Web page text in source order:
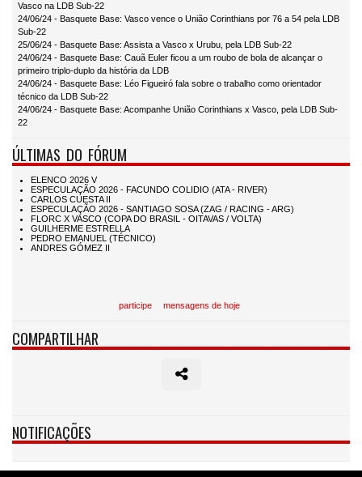
Vasco na LDB Sub-22
24/06/24 - Basquete Base: Vasco vence o União Corinthians por 76 a 54 pela LDB
Sub-22
25/06/24 - Basquete Base: Assista a Vasco x Urubu, pela LDB Sub-22
24/06/24 - Basquete Base: Cauã Euler ficou a um roubo de bola de alcançar o
primeiro triplo-duplo da história da LDB
24/06/24 - Basquete Base: Léo Figueiró fala sobre o trabalho como orientador
técnico da LDB Sub-22
24/06/24 - Basquete Base: Acompanhe União Corinthians x Vasco, pela LDB Sub-
22
ÚLTIMAS DO FÓRUM
participe mensagens de hoje
COMPARTILHAR
NOTIFICAÇÕES